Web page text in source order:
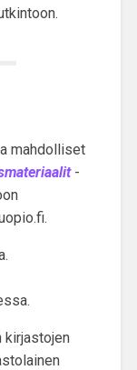
mahdolliset
-
kirjastojen